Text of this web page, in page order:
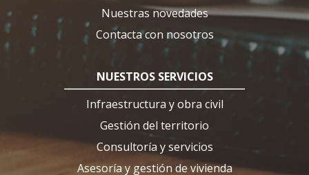
Nuestras novedades
Contacta con nosotros
NUESTROS SERVICIOS
Infraestructura y obra civil
Gestión del territorio
Consultoría y servicios
Asesoría y gestión de vivienda